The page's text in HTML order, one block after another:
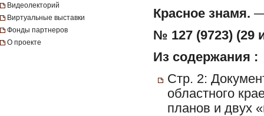
Видеолекторий
Виртуальные выставки
Фонды партнеров
О проекте
Красное знамя. —
№ 127 (9723) (29
Из содержания :
Стр. 2:
областного
планов и двух